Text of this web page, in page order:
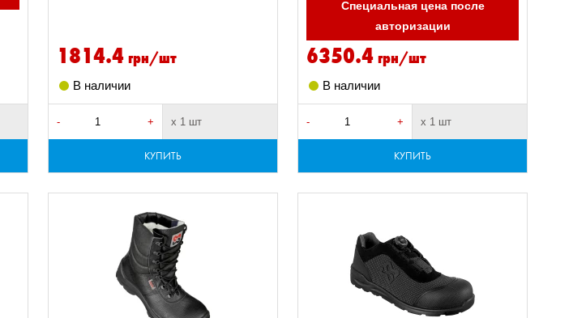
1814.4 грн/шт
В наличии
- + х 1 шт
КУПИТЬ
Специальная цена после
авторизации
6350.4 грн/шт
В наличии
- + х 1 шт
КУПИТЬ